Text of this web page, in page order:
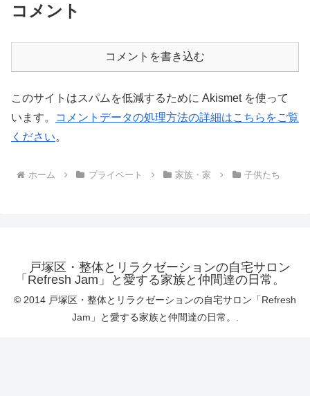
コメント
コメントを書き込む
このサイトはスパムを低減するために Akismet を使って
います。
コメントデータの処理方法の詳細はこちらをご覧
ください。
ホーム プライベート 家族・家 子供たち
戸塚区・整体とリラクゼーションの自宅サロン
「Refresh Jam」と愛する家族と仲間達の日常。
© 2014 戸塚区・整体とリラクゼーションの自宅サロン「Refresh
Jam」と愛する家族と仲間達の日常。.